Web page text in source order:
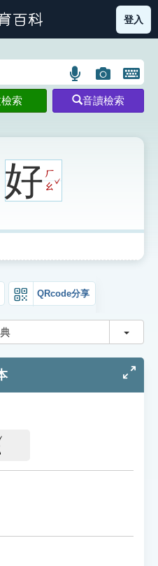
示 部首索引表圖示
登入
語
言
搜
圖
片
搜
開
鍵
圖
索 音讀檢索
好ㄏ
ㄠ
ˇ
QRcode分享
切換